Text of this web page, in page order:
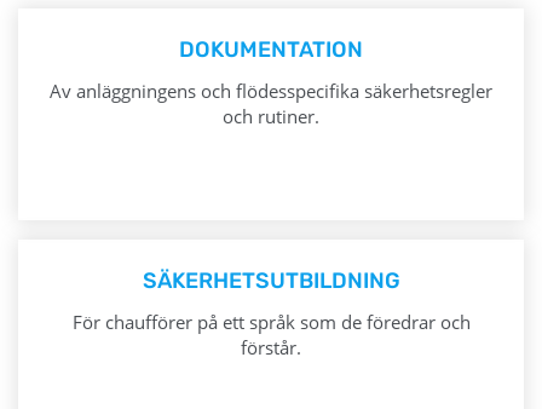
DOKUMENTATION
Av anläggningens och flödesspecifika säkerhetsregler
och rutiner.
SÄKERHETSUTBILDNING
För chaufförer på ett språk som de föredrar och
förstår.